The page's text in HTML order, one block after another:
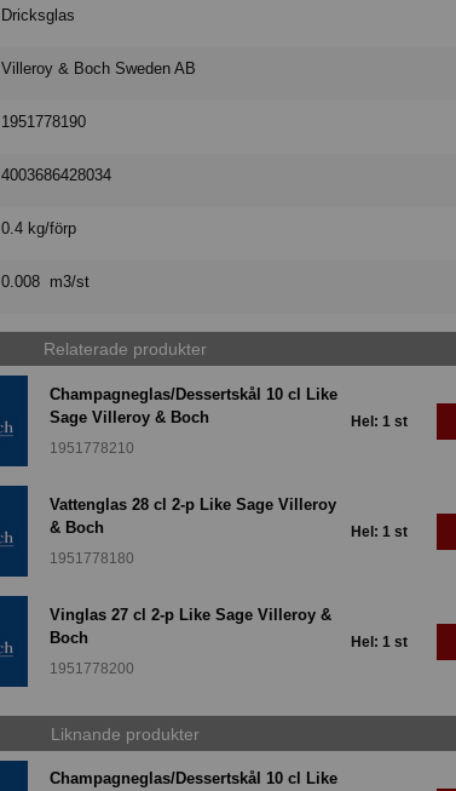
Dricksglas
Villeroy & Boch Sweden AB
1951778190
4003686428034
0.4 kg/förp
0.008 m3/st
Relaterade produkter
Champagneglas/Dessertskål 10 cl Like
Sage Villeroy & Boch
1951778210
Hel: 1 st
Vattenglas 28 cl 2-p Like Sage Villeroy
& Boch
1951778180
Hel: 1 st
Vinglas 27 cl 2-p Like Sage Villeroy &
Boch
1951778200
Hel: 1 st
Liknande produkter
Champagneglas/Dessertskål 10 cl Like